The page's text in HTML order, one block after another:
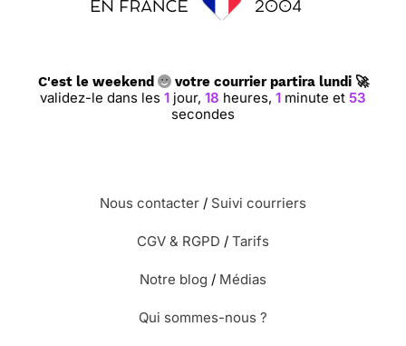
C'est le weekend votre courrier partira lundi 🚀
validez-le dans les1 jour,18 heures,1 minute et52
secondes
Nous contacter / Suivi courriers
CGV & RGPD / Tarifs
Notre blog / Médias
Qui sommes-nous ?